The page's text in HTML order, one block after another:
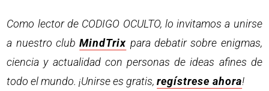
Como lector de CODIGO OCULTO, lo invitamos a unirse
a nuestro clubMindTrix para debatir sobre enigmas,
ciencia y actualidad con personas de ideas afines de
todo el mundo. ¡Unirse es gratis,regístrese ahora!